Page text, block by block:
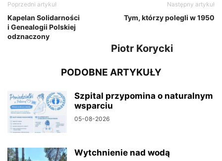
Poprzedni artykuł
Kapelan Solidarności
i Genealogii Polskiej
odznaczony
Następny artykuł
Tym, którzy polegli w 1950
Piotr Korycki
PODOBNE ARTYKUŁY
Szpital przypomina o naturalnym
wsparciu
05-08-2026
Wytchnienie nad wodą